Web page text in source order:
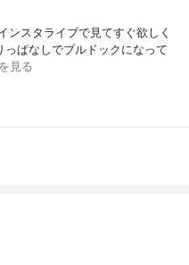
ンスタライブで見てすぐ欲しく
ぱなしでブルドックになって
見る